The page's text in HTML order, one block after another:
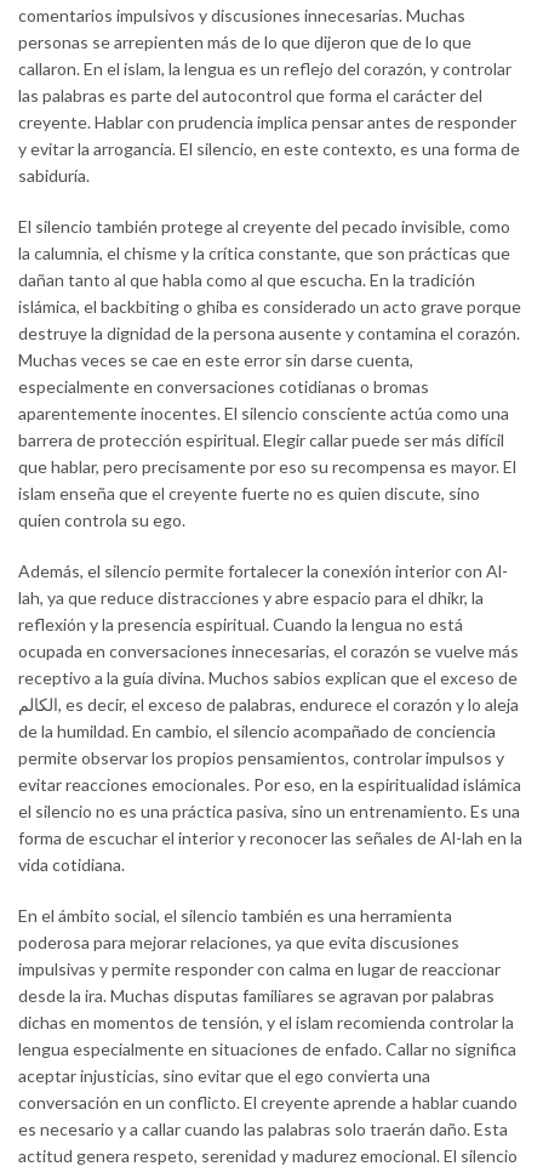
comentarios impulsivos y discusiones innecesarias. Muchas
personas se arrepienten más de lo que dijeron que de lo que
callaron. En el islam, la lengua es un reflejo del corazón, y controlar
las palabras es parte del autocontrol que forma el carácter del
creyente. Hablar con prudencia implica pensar antes de responder
y evitar la arrogancia. El silencio, en este contexto, es una forma de
sabiduría.
El silencio también protege al creyente del pecado invisible, como
la calumnia, el chisme y la crítica constante, que son prácticas que
dañan tanto al que habla como al que escucha. En la tradición
islámica, el backbiting o ghiba es considerado un acto grave porque
destruye la dignidad de la persona ausente y contamina el corazón.
Muchas veces se cae en este error sin darse cuenta,
especialmente en conversaciones cotidianas o bromas
aparentemente inocentes. El silencio consciente actúa como una
barrera de protección espiritual. Elegir callar puede ser más difícil
que hablar, pero precisamente por eso su recompensa es mayor. El
islam enseña que el creyente fuerte no es quien discute, sino
quien controla su ego.
Además, el silencio permite fortalecer la conexión interior con Al-
lah, ya que reduce distracciones y abre espacio para el dhikr, la
reflexión y la presencia espiritual. Cuando la lengua no está
ocupada en conversaciones innecesarias, el corazón se vuelve más
receptivo a la guía divina. Muchos sabios explican que el exceso de
الكالم, es decir, el exceso de palabras, endurece el corazón y lo aleja
de la humildad. En cambio, el silencio acompañado de conciencia
permite observar los propios pensamientos, controlar impulsos y
evitar reacciones emocionales. Por eso, en la espiritualidad islámica
el silencio no es una práctica pasiva, sino un entrenamiento. Es una
forma de escuchar el interior y reconocer las señales de Al-lah en la
vida cotidiana.
En el ámbito social, el silencio también es una herramienta
poderosa para mejorar relaciones, ya que evita discusiones
impulsivas y permite responder con calma en lugar de reaccionar
desde la ira. Muchas disputas familiares se agravan por palabras
dichas en momentos de tensión, y el islam recomienda controlar la
lengua especialmente en situaciones de enfado. Callar no significa
aceptar injusticias, sino evitar que el ego convierta una
conversación en un conflicto. El creyente aprende a hablar cuando
es necesario y a callar cuando las palabras solo traerán daño. Esta
actitud genera respeto, serenidad y madurez emocional. El silencio